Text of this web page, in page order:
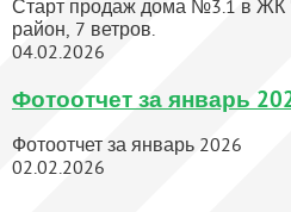
Старт продаж дома №3.1 в ЖК
район, 7 ветров.
04.02.2026
Фотоотчет за январь
Фотоотчет за январь 2026
02.02.2026